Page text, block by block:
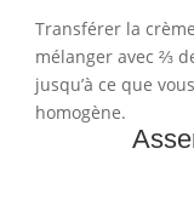
Transférer la
mélanger avec ⅔
jusqu’à ce que
homogène.